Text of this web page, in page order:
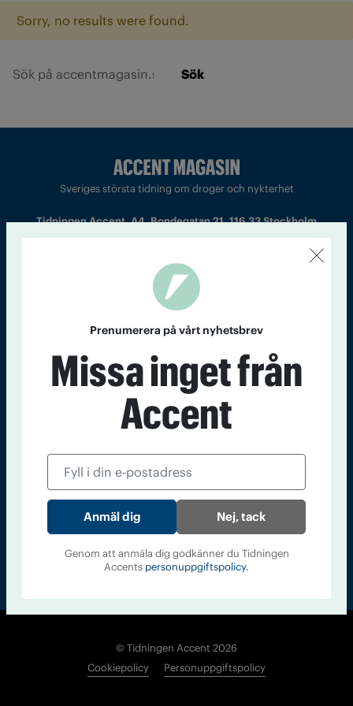
Sorry, no results were found.
Sök
Sveriges största tidning om droger och nykterhet
Tidningen Accent, A4, Bondegatan 21, 116 33 Stockholm
Chefredaktör och ansvarig utgivare: Barbro Janson Lundkvist,
barbro@a4.se.
Kontakt Om Tidningen Tidningsarkiv In English
Läs tidigare
Accent
© Tidningen Accent 2026
Cookiepolicy
Personuppgiftspolicy
Prenumerera på vårt nyhetsbrev
Missa inget från
Accent
Nej, tack
Genom att anmäla dig godkänner du Tidningen
Accents personuppgiftspolicy.